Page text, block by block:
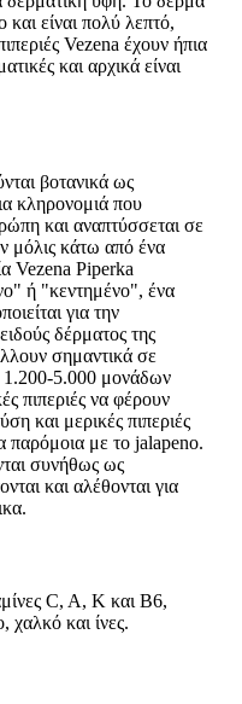
είναι πολύ λεπτό,
Vezena έχουν ήπια
και αρχικά είναι
βοτανικά ως
κληρονομιά που
και αναπτύσσεται σε
μόλις κάτω από ένα
Vezena Piperka
ή "κεντημένο", ένα
για την
δέρματος της
σημαντικά σε
1.200-5.000 μονάδων
πιπεριές να φέρουν
και μερικές πιπεριές
παρόμοια με το jalapeno.
συνήθως ως
και αλέθονται για
C, A, K και B6,
χαλκό και ίνες.